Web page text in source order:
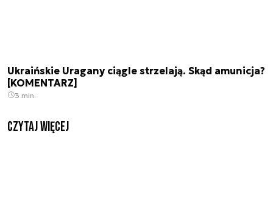
Ukraińskie Uragany ciągle strzelają. Skąd amunicja?
[KOMENTARZ]
3 min.
czytaj więcej